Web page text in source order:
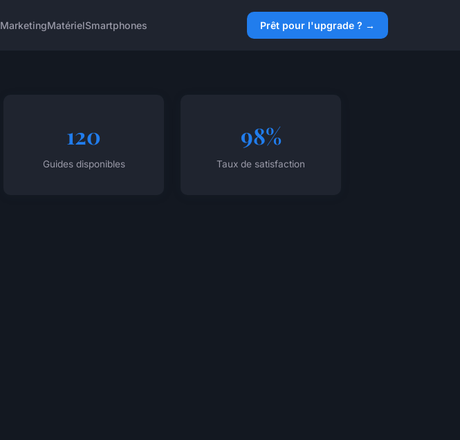
MarketingMatérielSmartphones Prêt pour l'upgrade ? →
120
Guides disponibles
98%
Taux de satisfaction